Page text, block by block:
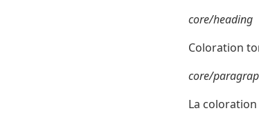
core/heading
Coloration
core/
La